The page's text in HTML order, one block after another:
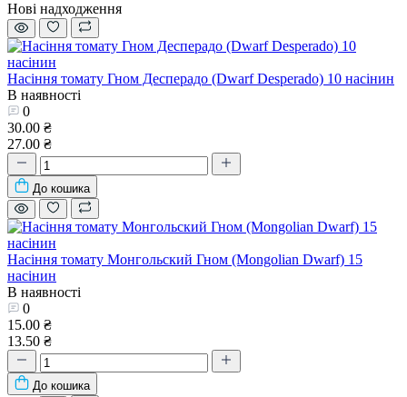
Нові надходження
Насіння томату Гном Десперадо (Dwarf Desperado) 10 насінин
В наявності
0
30.00 ₴
27.00 ₴
До кошика
Насіння томату Монгольский Гном (Mongolian Dwarf) 15
насінин
В наявності
0
15.00 ₴
13.50 ₴
До кошика